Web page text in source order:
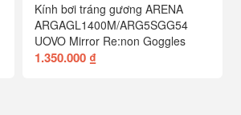
Kính bơi tráng gương ARENA
ARGAGL1400M/ARG5SGG54
UOVO Mirror Re:non Goggles
1.350.000 ₫